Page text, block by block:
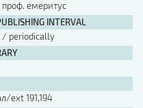
емеритус
INTERVAL
/ periodically
ext 191,194